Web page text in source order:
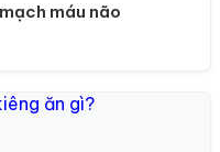
máu não